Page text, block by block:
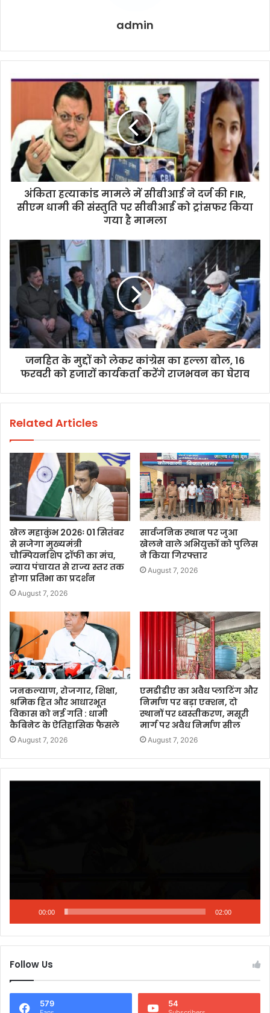
admin
अंकिता हत्याकांड मामले में सीबीआई ने दर्ज की FIR,
सीएम धामी की संस्तुति पर सीबीआई को ट्रांसफर किया
गया है मामला
जनहित के मुद्दों को लेकर कांग्रेस का हल्ला बोल, 16
फरवरी को हजारों कार्यकर्ता करेंगे राजभवन का घेराव
Related Articles
खेल महाकुंभ 2026ः 01 सितंबर
से सजेगा मुख्यमंत्री
चौम्पियनशिप ट्रॉफी का मंच,
न्याय पंचायत से राज्य स्तर तक
होगा प्रतिभा का प्रदर्शन
August 7, 2026
सार्वजनिक स्थान पर जुआ
खेलने वाले अभियुक्तों को पुलिस
ने किया गिरफ्तार
August 7, 2026
जनकल्याण, रोजगार, शिक्षा,
श्रमिक हित और आधारभूत
विकास को नई गति : धामी
कैबिनेट के ऐतिहासिक फैसले
August 7, 2026
एमडीडीए का अवैध प्लाटिंग और
निर्माण पर बड़ा एक्शन, दो
स्थानों पर ध्वस्तीकरण, मसूरी
मार्ग पर अवैध निर्माण सील
August 7, 2026
00:00 02:00
Follow Us
579 54